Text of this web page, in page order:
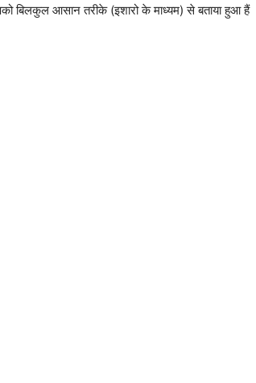
बिलकुल आसान तरीके (इशारो के माध्यम) से बताया हुआ हैं